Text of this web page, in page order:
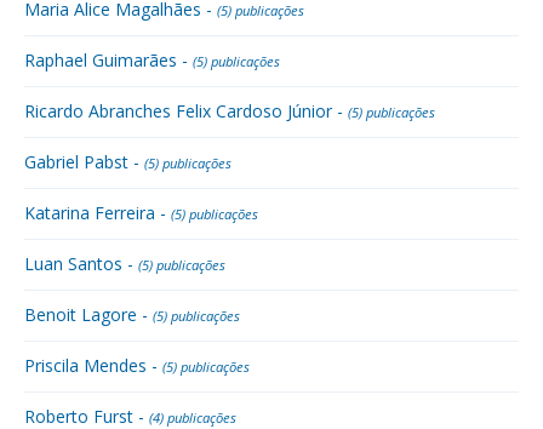
Maria Alice Magalhães - (5) publicações
Raphael Guimarães - (5) publicações
Ricardo Abranches Felix Cardoso Júnior - (5) publicações
Gabriel Pabst - (5) publicações
Katarina Ferreira - (5) publicações
Luan Santos - (5) publicações
Benoit Lagore - (5) publicações
Priscila Mendes - (5) publicações
Roberto Furst - (4) publicações